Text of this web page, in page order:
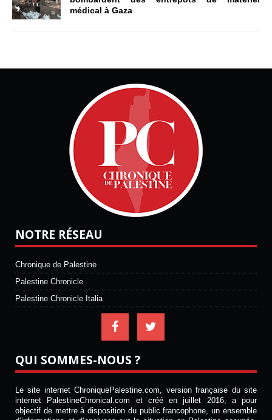
médical à Gaza
NOTRE RÉSEAU
Chronique de Palestine
Palestine Chronicle
Palestine Chronicle Italia
QUI SOMMES-NOUS ?
Le site internet ChroniquePalestine.com, version française du site
internet PalestineChronical.com et créé en juillet 2016, a pour
objectif de mettre à disposition du public francophone, un ensemble